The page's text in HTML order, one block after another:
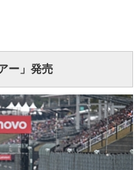
ー」発売